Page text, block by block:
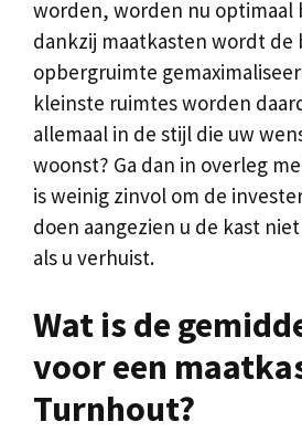
worden, worden nu optimaal
dankzij maatkasten wordt de
opbergruimte
kleinste ruimtes worden
allemaal in de stijl die uw
woonst? Ga dan in overleg
is weinig zinvol om de
doen aangezien u de kast
als u verhuist.
Wat is de
voor een
Turnhout?